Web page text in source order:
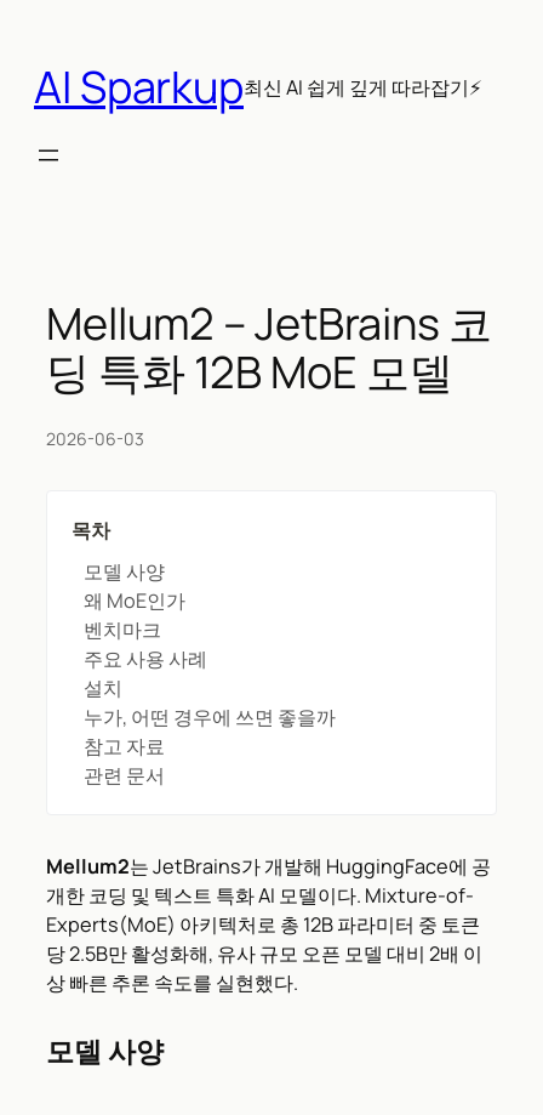
AI Sparkup최신 AI 쉽게 깊게 따라잡기⚡
Mellum2 – JetBrains 코
딩 특화 12B MoE 모델
2026-06-03
목차
모델 사양
왜 MoE인가
벤치마크
주요 사용 사례
설치
누가, 어떤 경우에 쓰면 좋을까
참고 자료
관련 문서
Mellum2는 JetBrains가 개발해 HuggingFace에 공
개한 코딩 및 텍스트 특화 AI 모델이다. Mixture-of-
Experts(MoE) 아키텍처로 총 12B 파라미터 중 토큰
당 2.5B만 활성화해, 유사 규모 오픈 모델 대비 2배 이
상 빠른 추론 속도를 실현했다.
모델 사양